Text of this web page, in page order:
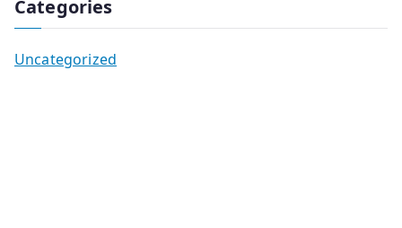
Categories
Uncategorized